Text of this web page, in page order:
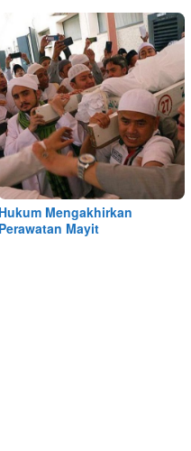
Hukum Mengakhirkan
Perawatan Mayit